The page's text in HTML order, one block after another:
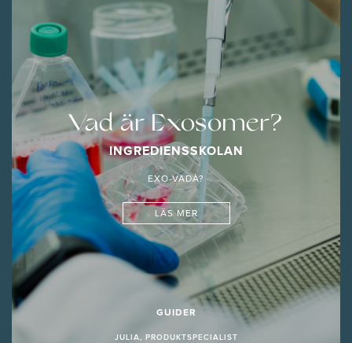
Vad är Exosomer?
INGREDIENSSKOLAN
EXO-VADÅ?
LÄS MER
GUIDER
JULIA, PRODUKTSPECIALIST